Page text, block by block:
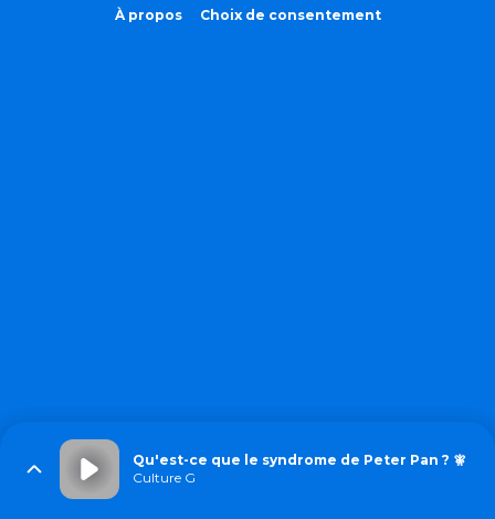
À propos Choix de consentement
Qu'est-ce que le syndrome de Peter Pan ? 🧚
Culture G